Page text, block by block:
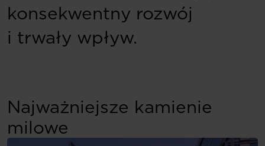
konsekwentny rozwój
i trwały wpływ.
Najważniejsze kamienie
milowe